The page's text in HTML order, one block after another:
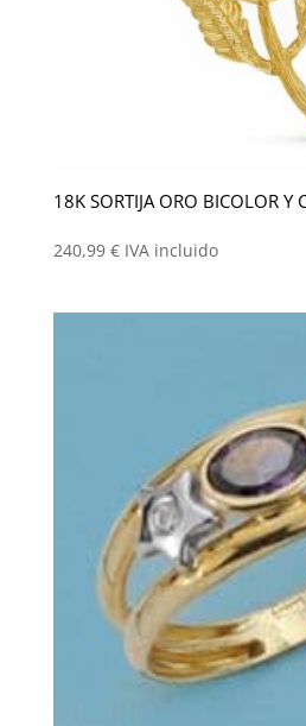
18K SORTIJA ORO BICOLOR Y
240,99 € IVA incluido